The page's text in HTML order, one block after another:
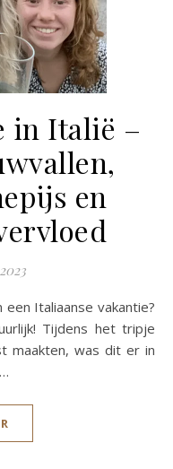
in Italië –
en
Tijdens het tripje
maakten, was dit er in